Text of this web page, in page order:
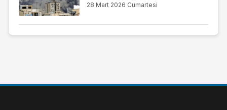
28 Mart 2026 Cumartesi